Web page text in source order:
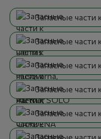
Запасные части
Запасные части
Запасные части
Запасные части
Запасные части